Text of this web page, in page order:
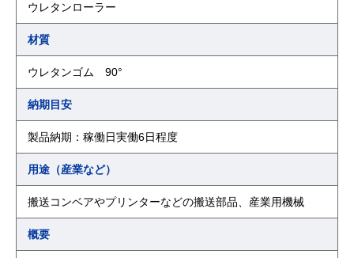
ウレタンローラー
材質
ウレタンゴム 90°
納期目安
製品納期：稼働日実働6日程度
用途（産業など）
搬送コンベアやプリンターなどの搬送部品、産業用機械
概要